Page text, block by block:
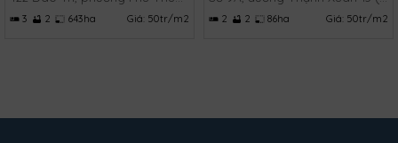
3 2 643ha Giá: 50tr/m2 2 2 86ha Giá: 50tr/m2